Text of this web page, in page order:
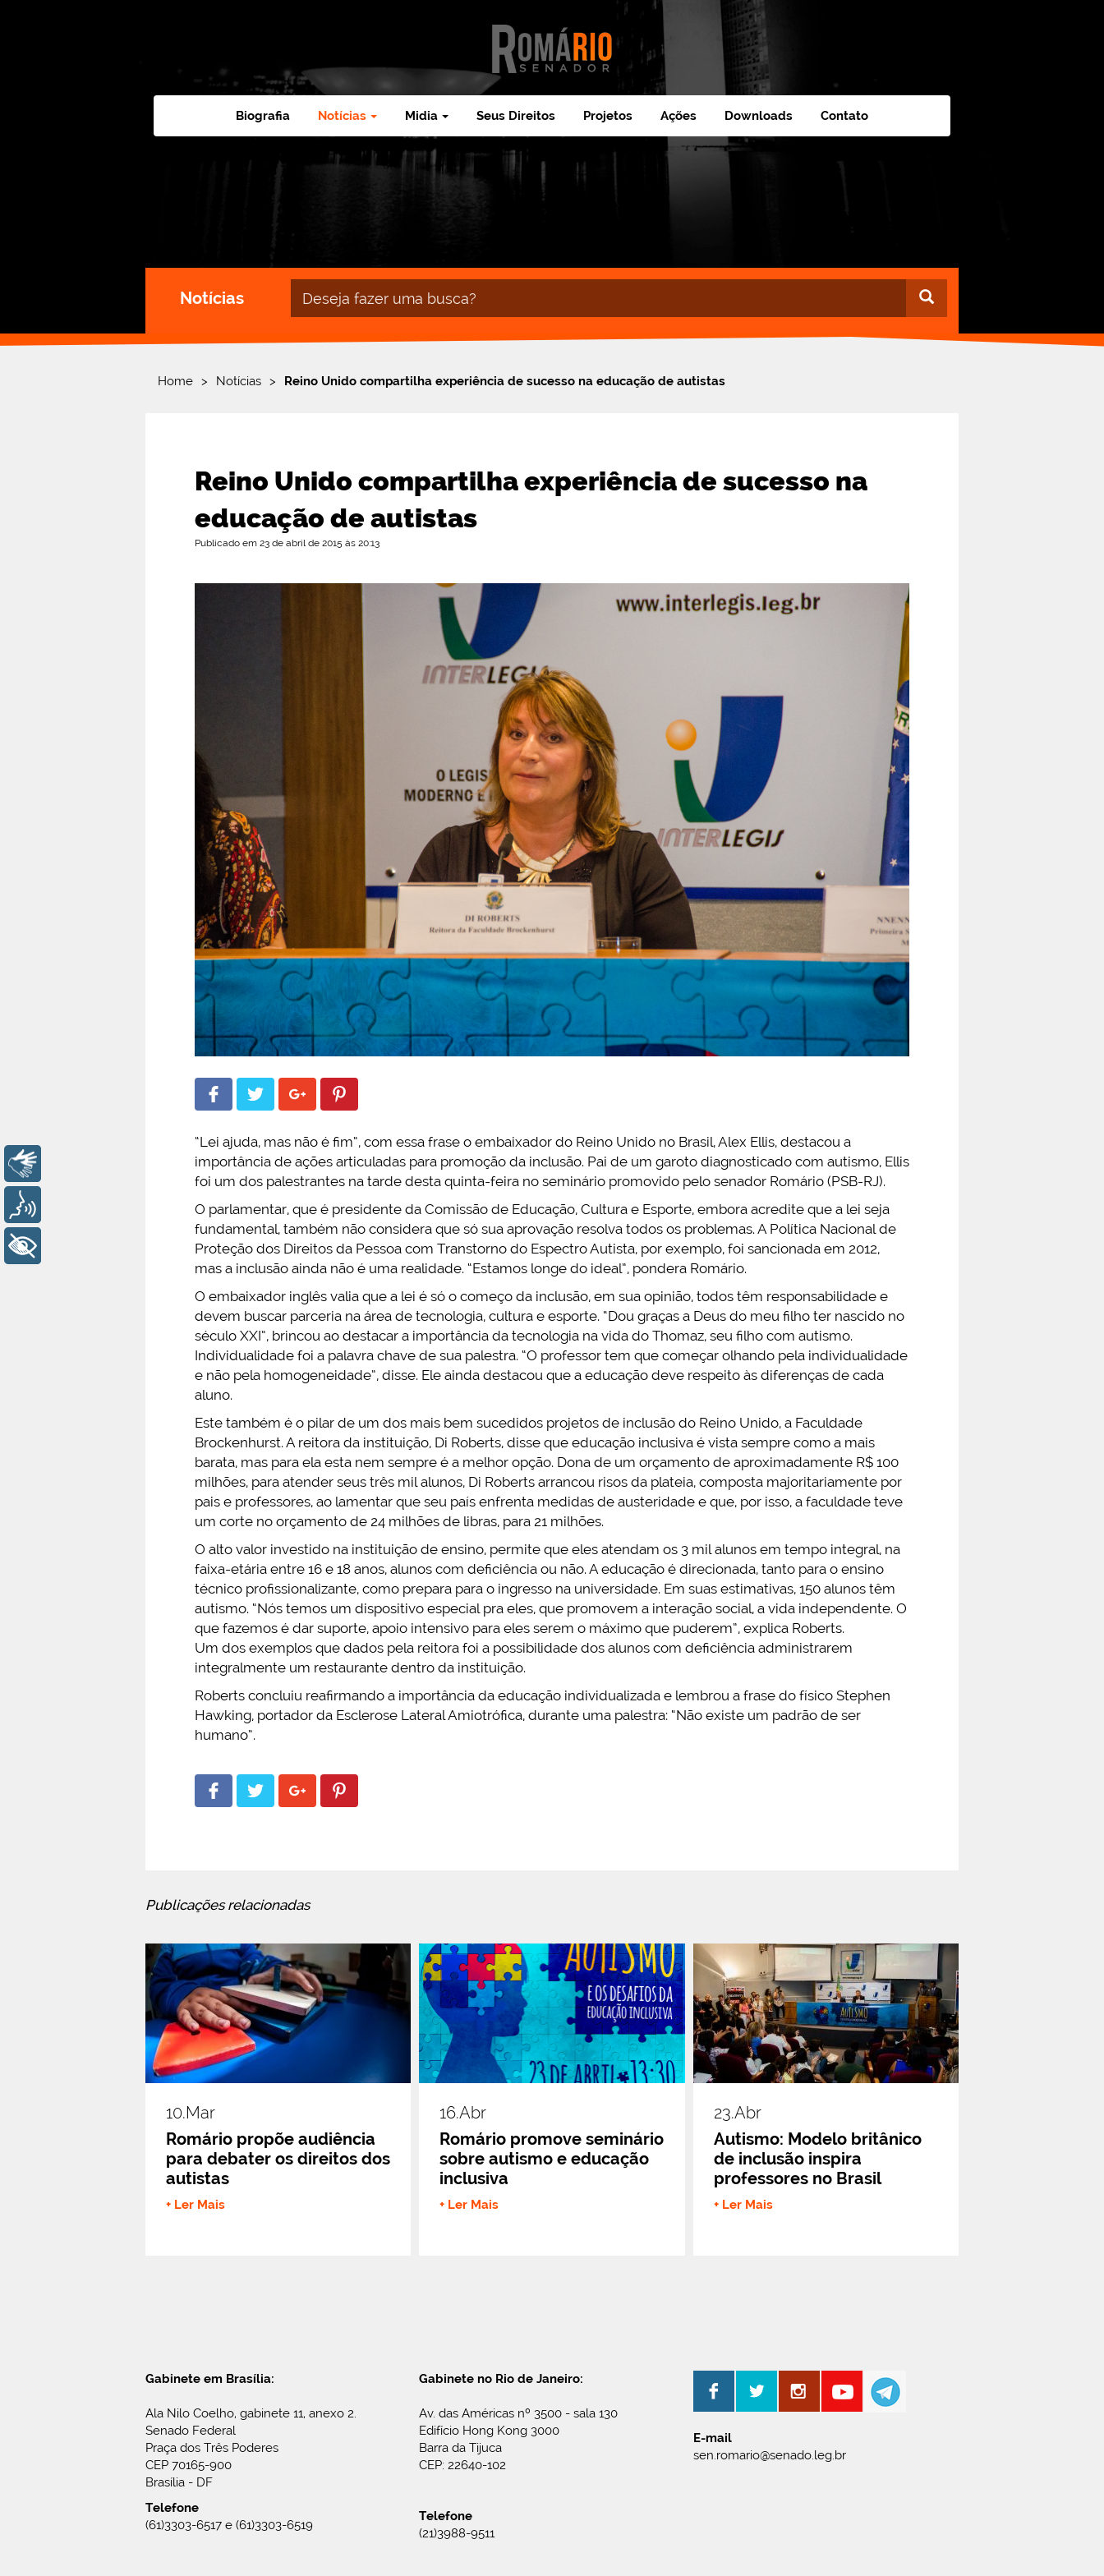
Biografia Notícias Midia Seus Direitos Projetos Ações Downloads Contato
Notícias
busca
Buscar
Home > Notícias > Reino Unido compartilha experiência de sucesso na educação de autistas
Reino Unido compartilha experiência de sucesso na
educação de autistas
Publicado em 23 de abril de 2015 às 20:13
“Lei ajuda, mas não é fim”, com essa frase o embaixador do Reino Unido no Brasil, Alex Ellis, destacou a
importância de ações articuladas para promoção da inclusão. Pai de um garoto diagnosticado com autismo, Ellis
foi um dos palestrantes na tarde desta quinta-feira no seminário promovido pelo senador Romário (PSB-RJ).
O parlamentar, que é presidente da Comissão de Educação, Cultura e Esporte, embora acredite que a lei seja
fundamental, também não considera que só sua aprovação resolva todos os problemas. A Política Nacional de
Proteção dos Direitos da Pessoa com Transtorno do Espectro Autista, por exemplo, foi sancionada em 2012,
mas a inclusão ainda não é uma realidade. “Estamos longe do ideal”, pondera Romário.
O embaixador inglês valia que a lei é só o começo da inclusão, em sua opinião, todos têm responsabilidade e
devem buscar parceria na área de tecnologia, cultura e esporte. “Dou graças a Deus do meu filho ter nascido no
século XXI”, brincou ao destacar a importância da tecnologia na vida do Thomaz, seu filho com autismo.
Individualidade foi a palavra chave de sua palestra. “O professor tem que começar olhando pela individualidade
e não pela homogeneidade”, disse. Ele ainda destacou que a educação deve respeito às diferenças de cada
aluno.
Este também é o pilar de um dos mais bem sucedidos projetos de inclusão do Reino Unido, a Faculdade
Brockenhurst. A reitora da instituição, Di Roberts, disse que educação inclusiva é vista sempre como a mais
barata, mas para ela esta nem sempre é a melhor opção. Dona de um orçamento de aproximadamente R$ 100
milhões, para atender seus três mil alunos, Di Roberts arrancou risos da plateia, composta majoritariamente por
pais e professores, ao lamentar que seu país enfrenta medidas de austeridade e que, por isso, a faculdade teve
um corte no orçamento de 24 milhões de libras, para 21 milhões.
O alto valor investido na instituição de ensino, permite que eles atendam os 3 mil alunos em tempo integral, na
faixa-etária entre 16 e 18 anos, alunos com deficiência ou não. A educação é direcionada, tanto para o ensino
técnico profissionalizante, como prepara para o ingresso na universidade. Em suas estimativas, 150 alunos têm
autismo. “Nós temos um dispositivo especial pra eles, que promovem a interação social, a vida independente. O
que fazemos é dar suporte, apoio intensivo para eles serem o máximo que puderem”, explica Roberts.
Um dos exemplos que dados pela reitora foi a possibilidade dos alunos com deficiência administrarem
integralmente um restaurante dentro da instituição.
Roberts concluiu reafirmando a importância da educação individualizada e lembrou a frase do físico Stephen
Hawking, portador da Esclerose Lateral Amiotrófica, durante uma palestra: “Não existe um padrão de ser
humano”.
Publicações relacionadas
10.mar
Romário propõe audiência
para debater os direitos dos
autistas
+ Ler Mais
16.abr
Romário promove seminário
sobre autismo e educação
inclusiva
+ Ler Mais
23.abr
Autismo: Modelo britânico
de inclusão inspira
professores no Brasil
+ Ler Mais
Gabinete em Brasília:
Ala Nilo Coelho, gabinete 11, anexo 2.
Senado Federal
Praça dos Três Poderes
CEP 70165-900
Brasília - DF
Telefone
(61)3303-6517 e (61)3303-6519
Gabinete no Rio de Janeiro:
Av. das Américas nº 3500 - sala 130
Edifício Hong Kong 3000
Barra da Tijuca
CEP: 22640-102
Telefone
(21)3988-9511
E-mail
sen.romario@senado.leg.br